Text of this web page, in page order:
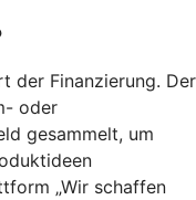
der Finanzierung. Der
oder
gesammelt, um
„Wir schaffen